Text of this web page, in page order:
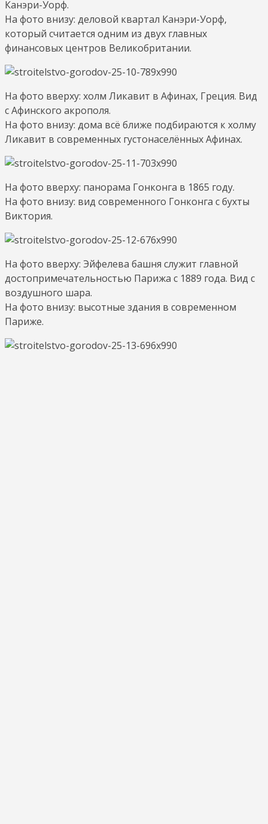
Канэри-Уорф.
На фото внизу: деловой квартал Канэри-Уорф,
который считается одним из двух главных
финансовых центров Великобритании.
На фото вверху: холм Ликавит в Афинах, Греция. Вид
с Афинского акрополя.
На фото внизу: дома всё ближе подбираются к холму
Ликавит в современных густонаселённых Афинах.
На фото вверху: панорама Гонконга в 1865 году.
На фото внизу: вид современного Гонконга с бухты
Виктория.
На фото вверху: Эйфелева башня служит главной
достопримечательностью Парижа с 1889 года. Вид с
воздушного шара.
На фото внизу: высотные здания в современном
Париже.